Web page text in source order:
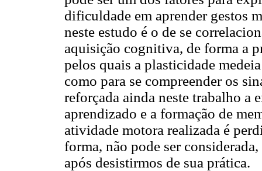
dificuldade em aprender gestos
neste estudo é o de se
aquisição cognitiva, de forma a
pelos quais a plasticidade
como para se compreender os
reforçada ainda neste trabalho a
aprendizado e a formação de
atividade motora realizada é
forma, não pode ser
após desistirmos de sua prática.